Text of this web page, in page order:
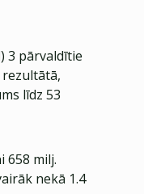
3 pārvaldītie
līdz 53
658 milj.
nekā 1.4